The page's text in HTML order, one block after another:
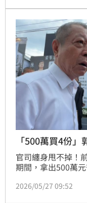
刑3年4月，形同「
代為回應，對於判
望判無罪，「本來
「500萬買4份
官司纏身甩不掉！
期間，拿出500萬
高分院考量，實際
2026/05/27 09:52